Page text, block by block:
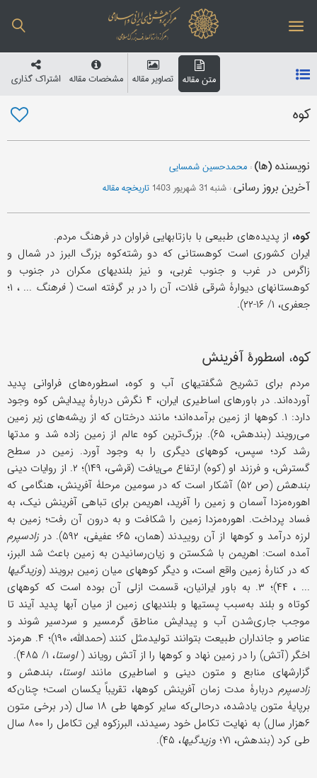
متن مقاله تصاویر مقاله مشخصات مقاله اشتراک گذاری
کوه
نویسنده (ها): محمدحسین شمسایی
آخرین بروز رسانی: شنبه 31 شهریور 1403 تاریخچه مقاله
کوه، از پدیده‌های طبیعی با بازتابهایی فراوان در فرهنگ مردم.
ایران کشوری است کوهستانی که دو رشته‌کوه بزرگ البرز در شمال و
زاگرس در غرب و جنوب غربی، و نیز بلندیهای مکران در جنوب و
کوهستانهای دیوارۀ شرقی فلات، آن را در بر گرفته است (فرهنگ
... ، ۱؛
جعفری، ۱/ ۱۶-۲۲).
کوه، اسطورۀ آفرینش
مردم برای تشریح شگفتیهای آب و کوه، اسطوره‌های فراوانی پدید
آورده‌اند. در باورهای اساطیری ایران، ۴ نگرش دربارۀ پیدایش کوه وجود
دارد: ۱. کوهها از زمین برآمده‌اند؛ مانند درختان که از ریشه‌های زیر زمین
می‌رویند (بندهش، ۶۵). بزرگ‌ترین کوه عالم از زمین زاده شد و مدتها
رشد کرد؛ سپس، کوههای دیگری را به وجود آورد. زمین در سطح
گسترش، و فرزند او (کوه) ارتفاع می‌‌یافت (قرشی، ۱۴۹)؛ ۲. از روایات دینی
بندهش
(ص ۵۲) آشکار است که در سومین مرحلۀ آفرینش، هنگامی که
اهوره‌مزدا آسمان و زمین را آفرید، اهریمن برای تباهی آفرینش نیک، به
فساد پرداخت. اهوره‌مزدا زمین را شکافت و به درون آن رفت؛ زمین به
لرزه درآمد و کوهها از آن روییدند (همان، ۶۵؛ عفیفی، ۵۹۲). در
زادسپرم
آمده است: اهریمن با شکستن و زیان‌رسانیدن به زمین باعث شد البرز،
که در کنارۀ زمین واقع است، و دیگر کوههای میان زمین برویند (وزیدگیها
... ، ۴۴)؛ ۳. به باور ایرانیان، قسمت ازلی آن بوده است که کوههای
کوتاه و بلند به‌سبب پستیها و بلندیهای زمین از میان آبها پدید آیند تا
موجب جاری‌شدن آب و پیدایش مناطق گرمسیر و سردسیر شوند و
عناصر و جانداران طبیعت بتوانند تولیدمثل کنند (حمدالله، ۱۹۰)؛ ۴. هرمزد
اخگر (آتش) را در زمین نهاد و کوهها را از آتش رویاند (اوستا، ۱/ ۴۸۵).
گزارشهای منابع و متون دینی و اساطیری ماننداوستا،بندهش و
زادسپرم دربارۀ مدت زمان آفرینش کوهها، تقریباً یکسان است؛ چنان‌که
بر‌پایۀ متون یادشده، درحالی‌که سایر کوهها طی ۱۸ سال (در برخی متون
۶هزار سال) به نهایت تکامل خود رسیدند، البرز‌کوه این تکامل را ۸۰۰ سال
طی کرد (بندهش، ۷۱؛
وزیدگیها، ۴۵).